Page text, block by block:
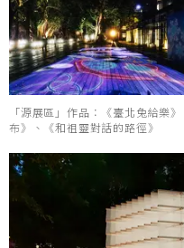
「源展區」作品：《臺北兔給樂
布》、《和祖靈對話的路徑》